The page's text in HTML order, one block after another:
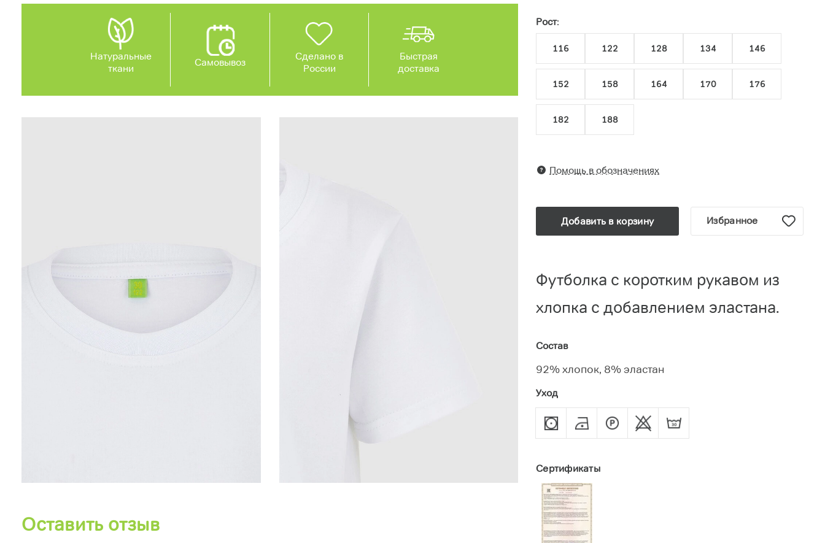
Натуральные
ткани
Самовывоз
Сделано в
России
Быстрая
доставка
Оставить отзыв
Рост:
116 122 128 134 146
152 158 164 170 176
182 188
Помощь в обозначениях
Добавить в корзину Избранное
Футболка с коротким рукавом из
хлопка с добавлением эластана.
Состав
92% хлопок, 8% эластан
Уход
Сертификаты